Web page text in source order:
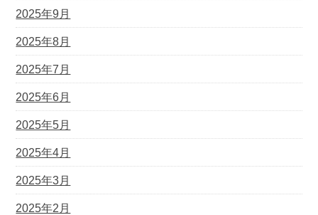
2025年9月
2025年8月
2025年7月
2025年6月
2025年5月
2025年4月
2025年3月
2025年2月